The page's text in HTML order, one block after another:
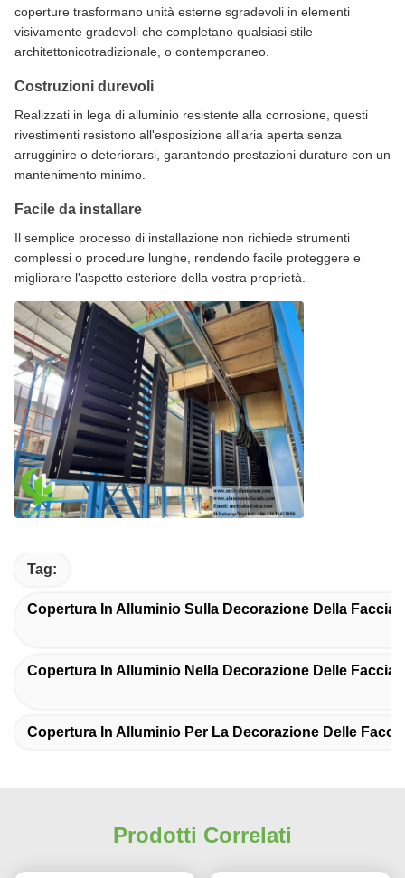
coperture trasformano unità esterne sgradevoli in elementi
visivamente gradevoli che completano qualsiasi stile
architettonicotradizionale, o contemporaneo.
Costruzioni durevoli
Realizzati in lega di alluminio resistente alla corrosione, questi
rivestimenti resistono all'esposizione all'aria aperta senza
arrugginire o deteriorarsi, garantendo prestazioni durature con un
mantenimento minimo.
Facile da installare
Il semplice processo di installazione non richiede strumenti
complessi o procedure lunghe, rendendo facile proteggere e
migliorare l'aspetto esteriore della vostra proprietà.
Tag:
Copertura In Alluminio Sulla Decorazione Della
Copertura In Alluminio Nella Decorazione Delle
Copertura In Alluminio Per La Decorazione Delle
Prodotti Correlati